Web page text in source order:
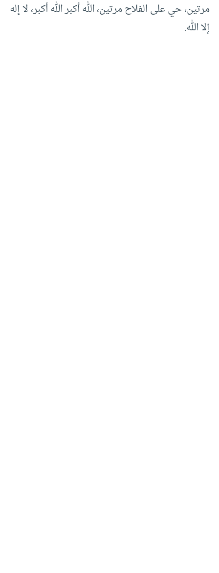
مرتين، حي على الفلاح مرتين، الله أكبر الله أكبر، لا إله
إلا الله.